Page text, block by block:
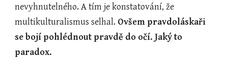
nevyhnutelného. A tím je konstatování, že
multikulturalismus selhal. Ovšem pravdoláskaři
se bojí pohlédnout pravdě do očí. Jaký to
paradox.